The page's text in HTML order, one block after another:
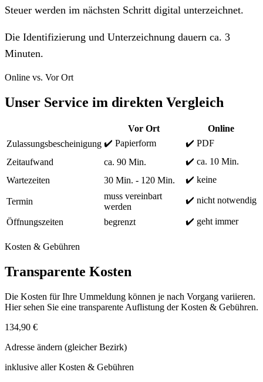
Steuer werden im nächsten Schritt digital unterzeichnet.
Die Identifizierung und Unterzeichnung dauern ca. 3
Minuten.
Online vs. Vor Ort
Unser Service im direkten Vergleich
Vor Ort
Online
Zulassungsbescheinigung ✔️ Papierform
✔️ PDF
Zeitaufwand
ca. 90 Min.
✔️ ca. 10 Min.
Wartezeiten
30 Min. - 120 Min. ✔️ keine
Termin
muss vereinbart
werden
✔️ nicht notwendig
Öffnungszeiten begrenzt ✔️ geht immer
Kosten & Gebühren
Transparente Kosten
Die Kosten für Ihre Ummeldung können je nach Vorgang variieren.
Hier sehen Sie eine transparente Auflistung der Kosten & Gebühren.
134,90 €
Adresse ändern (gleicher Bezirk)
inklusive aller Kosten & Gebühren